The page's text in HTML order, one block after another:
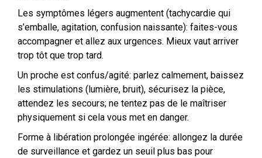
Les symptômes légers augmentent (tachycardie qui
s’emballe, agitation, confusion naissante): faites-vous
accompagner et allez aux urgences. Mieux vaut arriver
trop tôt que trop tard.
Un proche est confus/agité: parlez calmement, baissez
les stimulations (lumière, bruit), sécurisez la pièce,
attendez les secours; ne tentez pas de le maîtriser
physiquement si cela vous met en danger.
Forme à libération prolongée ingérée: allongez la durée
de surveillance et gardez un seuil plus bas pour